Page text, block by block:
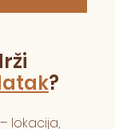
?
– lokacija,